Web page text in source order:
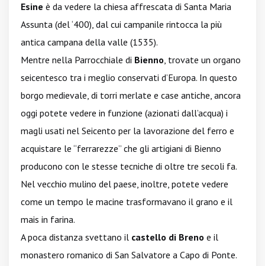
Esine è da vedere la chiesa affrescata di Santa Maria
Assunta (del ‘400), dal cui campanile rintocca la più
antica campana della valle (1535).
Mentre nella Parrocchiale di Bienno, trovate un organo
seicentesco tra i meglio conservati d’Europa. In questo
borgo medievale, di torri merlate e case antiche, ancora
oggi potete vedere in funzione (azionati dall’acqua) i
magli usati nel Seicento per la lavorazione del ferro e
acquistare le “ferrarezze” che gli artigiani di Bienno
producono con le stesse tecniche di oltre tre secoli fa.
Nel vecchio mulino del paese, inoltre, potete vedere
come un tempo le macine trasformavano il grano e il
mais in farina.
A poca distanza svettano il castello di Breno e il
monastero romanico di San Salvatore a Capo di Ponte.